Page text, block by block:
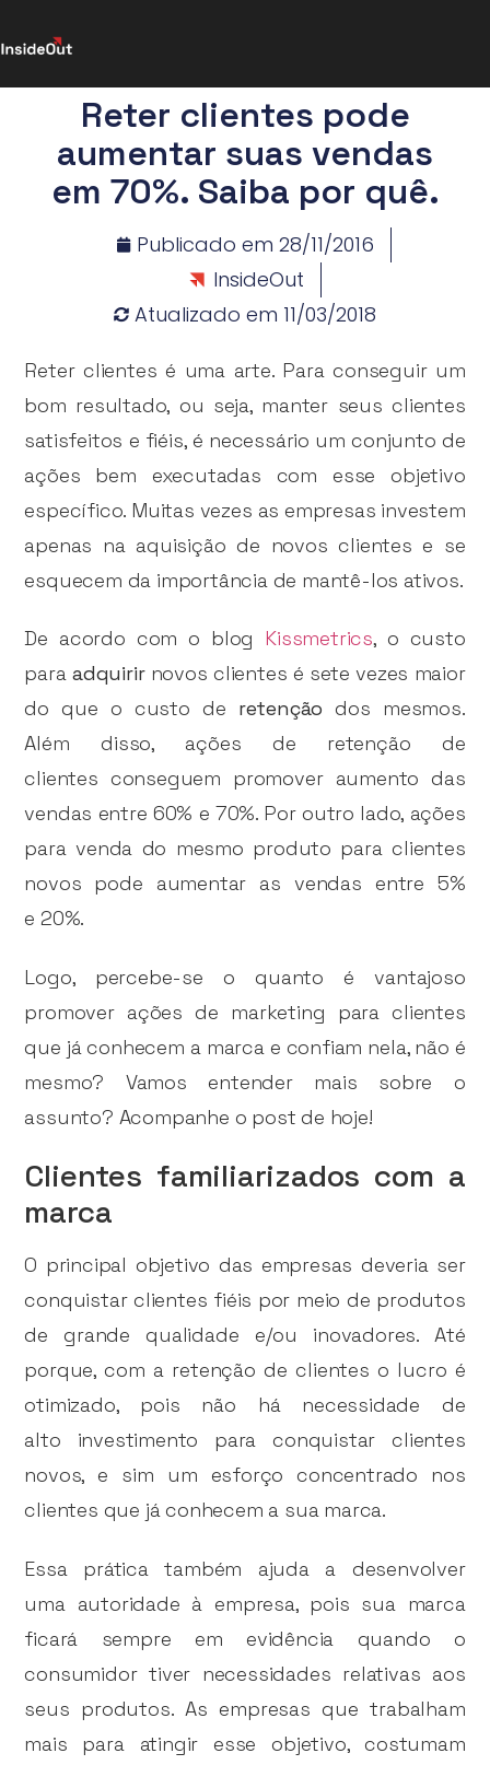
Reter clientes pode
aumentar suas vendas
em 70%. Saiba por quê.
Publicado em 28/11/2016
InsideOut
Atualizado em 11/03/2018
Reter clientes é uma arte. Para conseguir um
bom resultado, ou seja, manter seus clientes
satisfeitos e fiéis, é necessário um conjunto de
ações bem executadas com esse objetivo
específico. Muitas vezes as empresas investem
apenas na aquisição de novos clientes e se
esquecem da importância de mantê-los ativos.
De acordo com o blog Kissmetrics, o custo
para adquirirnovos clientes é sete vezes maior
do que o custo de retenção dos mesmos.
Além disso, ações de retenção de
clientes conseguem promover aumento das
vendas entre 60% e 70%. Por outro lado, ações
para venda do mesmo produto para clientes
novos pode aumentar as vendas entre 5%
e 20%.
Logo, percebe-se o quanto é vantajoso
promover ações de marketing para clientes
que já conhecem a marca e confiam nela, não é
mesmo? Vamos entender mais sobre o
assunto? Acompanhe o post de hoje!
Clientes familiarizados com a
marca
O principal objetivo das empresas deveria ser
conquistar clientes fiéis por meio de produtos
de grande qualidade e/ou inovadores. Até
porque, com a retenção de clientes o lucro é
otimizado, pois não há necessidade de
alto investimento para conquistar clientes
novos, e sim um esforço concentrado nos
clientes que já conhecem a sua marca.
Essa prática também ajuda a desenvolver
uma autoridade à empresa, pois sua marca
ficará sempre em evidência quando o
consumidor tiver necessidades relativas aos
seus produtos. As empresas que trabalham
mais para atingir esse objetivo, costumam